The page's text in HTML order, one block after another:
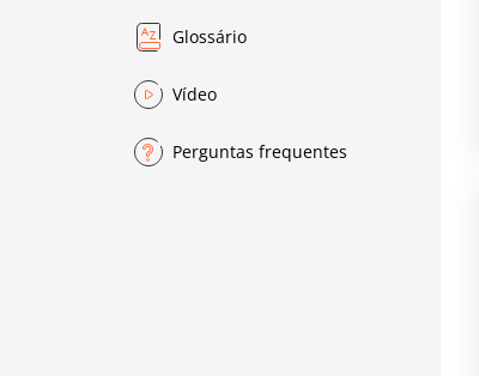
Glossário
Vídeo
Perguntas frequentes